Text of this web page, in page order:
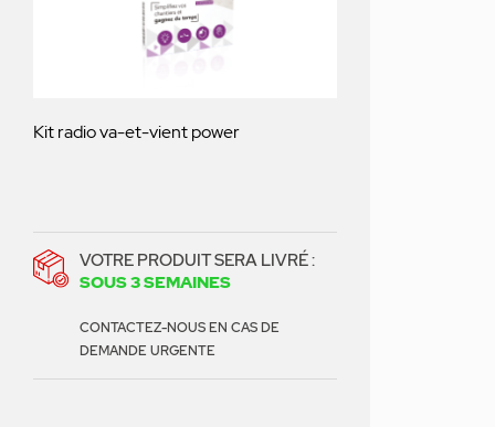
Kit radio va-et-vient power
VOTRE PRODUIT SERA LIVRÉ :
SOUS 3 SEMAINES
CONTACTEZ-NOUS EN CAS DE
DEMANDE URGENTE